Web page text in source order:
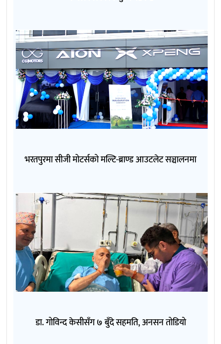
भरतपुरमा सीजी मोटर्सको मल्टि-ब्राण्ड आउटलेट सञ्चालनमा
डा. गोविन्द केसीसँग ७ बुँदे सहमति, अनसन तोडियो